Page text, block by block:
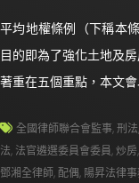
平均地權條例（下稱本
目的即為了強化土地及
著重在五個重點，本文
全國律師聯合會監事,刑法
法, 法官遴選委員會委員,炒房,
鄧湘全律師,配偶, 陽昇法律